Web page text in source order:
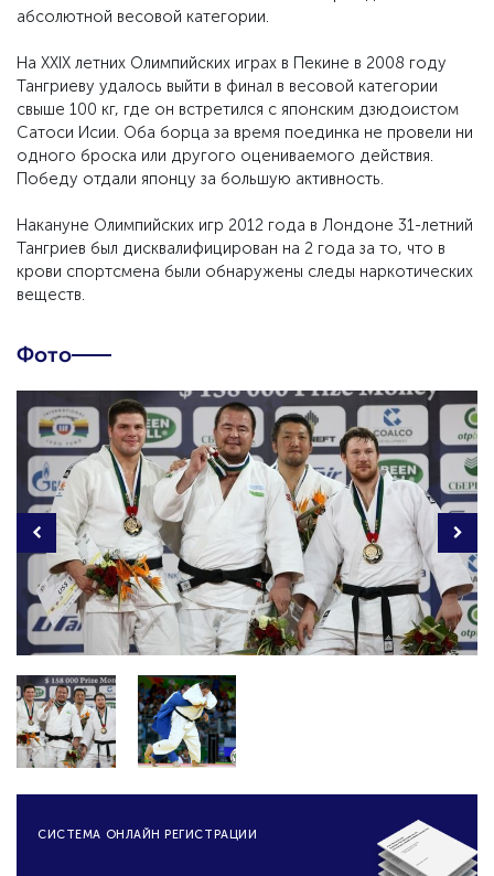
абсолютной весовой категории.
На XXIX летних Олимпийских играх в Пекине в 2008 году
Тангриеву удалось выйти в финал в весовой категории
свыше 100 кг, где он встретился с японским дзюдоистом
Сатоси Исии. Оба борца за время поединка не провели ни
одного броска или другого оцениваемого действия.
Победу отдали японцу за большую активность.
Накануне Олимпийских игр 2012 года в Лондоне 31-летний
Тангриев был дисквалифицирован на 2 года за то, что в
крови спортсмена были обнаружены следы наркотических
веществ.
Фото
CИСТЕМА ОНЛАЙН РЕГИСТРАЦИИ